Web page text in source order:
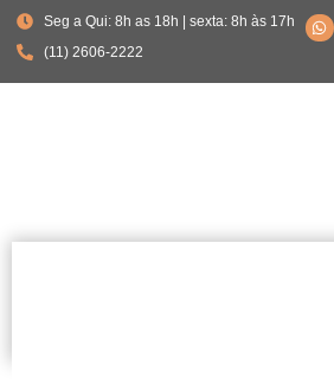
Seg a Qui: 8h as 18h | sexta: 8h às 17h
(11) 2606-2222